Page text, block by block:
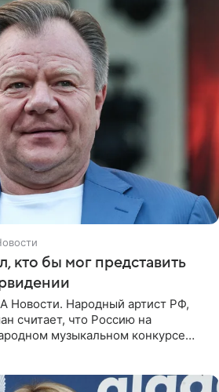
кто бы мог представить
Народный артист РФ,
считает, что Россию на
музыкальном конкурсе